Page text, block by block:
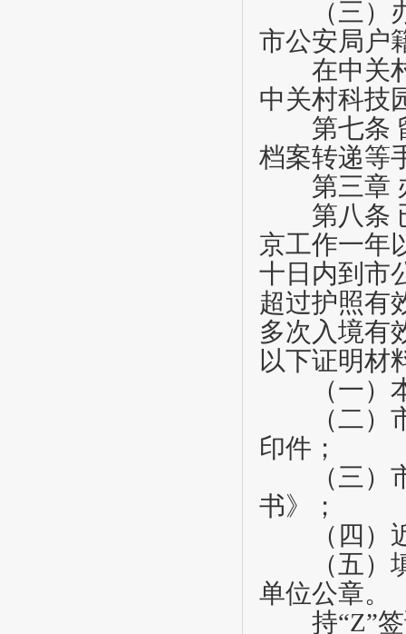
（三）办
市公安局户
在中关村
中关村科技
第七条
档案转递等
第三章
第八条
京工作一年
十日内到市
超过护照有
多次入境有
以下证明材
（一）本
（二）市
印件；
（三）市
书》；
（四）近
（五）填
单位公章。
持“Z”